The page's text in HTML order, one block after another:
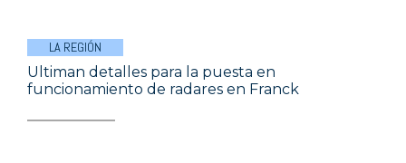
LA REGIÓN
Ultiman detalles para la puesta en
funcionamiento de radares en Franck